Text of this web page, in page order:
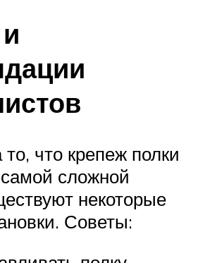
что крепеж полки
сложной
некоторые
Советы: